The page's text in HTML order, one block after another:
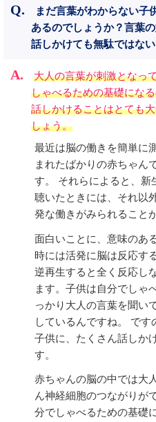
まだ言葉がわからない子
あるのでしょうか？言葉
話しかけても無駄ではな
大人の言葉が刺激となっ
しゃべるための基礎にな
話しかけることはとても
しょう。
最近は脳の働きを簡単に
まれたばかりの赤ちゃん
す。 それらによると、新
聴いたときには、それ以
発な働きがみられること
面白いことに、意味のあ
時には活発に脳は反応す
逆再生すると全く反応し
ます。子供は自分でしゃ
っかり大人の言葉を聞い
しているんですね。 で
子供に、たくさん話しか
す。
赤ちゃんの脳の中では大
ん神経細胞のつながりが
分でしゃべるための基礎